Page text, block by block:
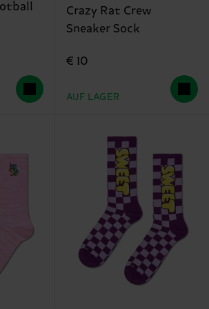
Crazy Rat Crew
Sneaker Sock
€ 10
AUF LAGER